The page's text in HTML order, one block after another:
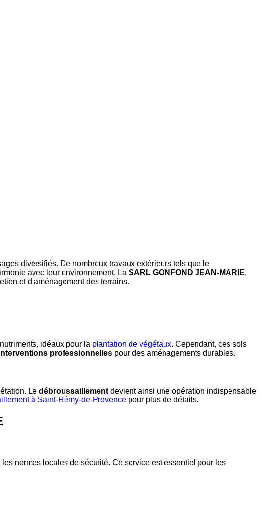
diversifiés. De nombreux travaux extérieurs tels que le
avec leur environnement. La SARL GONFOND JEAN-MARIE,
et d’aménagement des terrains.
idéaux pour la plantation de végétaux. Cependant, ces sols
professionnelles pour des aménagements durables.
Le débroussaillement devient ainsi une opération indispensable
à Saint-Rémy-de-Provence pour plus de détails.
normes locales de sécurité. Ce service est essentiel pour les